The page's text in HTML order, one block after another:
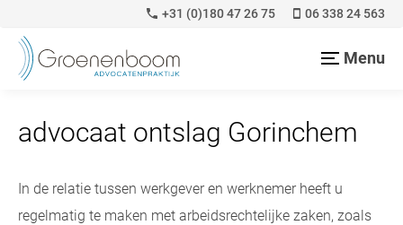
+31 (0)180 47 26 75 06 338 24 563
Menu
advocaat ontslag Gorinchem
In de relatie tussen werkgever en werknemer heeft u
regelmatig te maken met arbeidsrechtelijke zaken, zoals